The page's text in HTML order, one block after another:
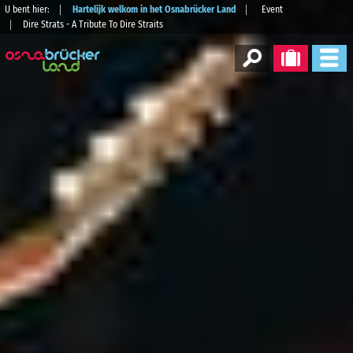
U bent hier: Hartelijk welkom in het Osnabrücker Land
Event
Dire Strats - A Tribute To Dire Straits